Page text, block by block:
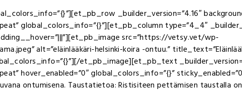
_builder_version=”4.16″
global_colors_info=”{}”][et_pb_column type=”4_4″
src=”https://vetsy.vet/wp-
alt=”eläinlääkäri-helsinki-koira -ontuu.”
et_pb_image][et_pb_text
hover_enabled=”0″ global_colors_info=”{}”
ontumisena. Taustatietoa: Ristisiteen pettämisen taustalla